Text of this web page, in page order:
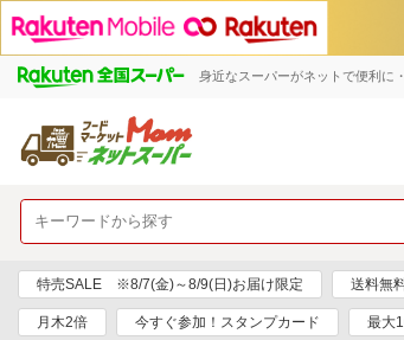
身近なスーパーがネットで便利に
特売SALE ※8/7(金)～8/9(日)お届け限定 送料無
月木2倍 今すぐ参加！スタンプカード 最大